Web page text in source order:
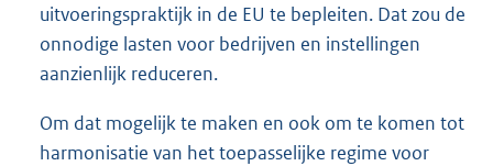
uitvoeringspraktijk in de EU te bepleiten. Dat zou de
onnodige lasten voor bedrijven en instellingen
aanzienlijk reduceren.
Om dat mogelijk te maken en ook om te komen tot
harmonisatie van het toepasselijke regime voor